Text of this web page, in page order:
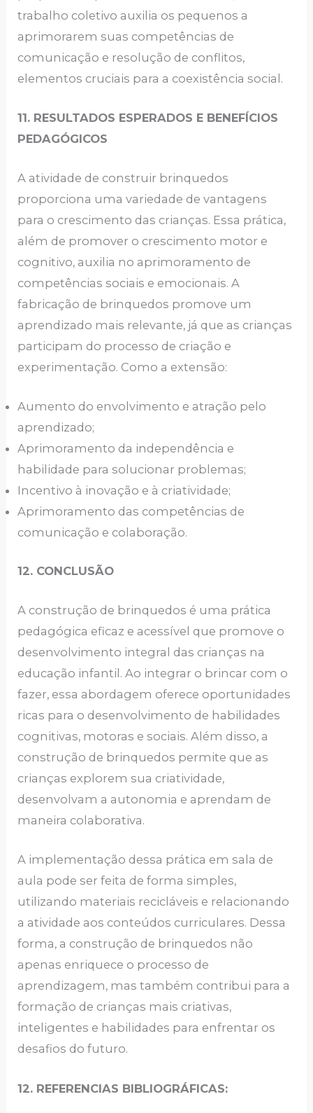
trabalho coletivo auxilia os pequenos a
aprimorarem suas competências de
comunicação e resolução de conflitos,
elementos cruciais para a coexistência social.
11. RESULTADOS ESPERADOS E BENEFÍCIOS
PEDAGÓGICOS
A atividade de construir brinquedos
proporciona uma variedade de vantagens
para o crescimento das crianças. Essa prática,
além de promover o crescimento motor e
cognitivo, auxilia no aprimoramento de
competências sociais e emocionais. A
fabricação de brinquedos promove um
aprendizado mais relevante, já que as crianças
participam do processo de criação e
experimentação. Como a extensão:
Aumento do envolvimento e atração pelo
aprendizado;
Aprimoramento da independência e
habilidade para solucionar problemas;
Incentivo à inovação e à criatividade;
Aprimoramento das competências de
comunicação e colaboração.
12. CONCLUSÃO
A construção de brinquedos é uma prática
pedagógica eficaz e acessível que promove o
desenvolvimento integral das crianças na
educação infantil. Ao integrar o brincar com o
fazer, essa abordagem oferece oportunidades
ricas para o desenvolvimento de habilidades
cognitivas, motoras e sociais. Além disso, a
construção de brinquedos permite que as
crianças explorem sua criatividade,
desenvolvam a autonomia e aprendam de
maneira colaborativa.
A implementação dessa prática em sala de
aula pode ser feita de forma simples,
utilizando materiais recicláveis ​​e relacionando
a atividade aos conteúdos curriculares. Dessa
forma, a construção de brinquedos não
apenas enriquece o processo de
aprendizagem, mas também contribui para a
formação de crianças mais criativas,
inteligentes e habilidades para enfrentar os
desafios do futuro.
12. REFERENCIAS BIBLIOGRÁFICAS: